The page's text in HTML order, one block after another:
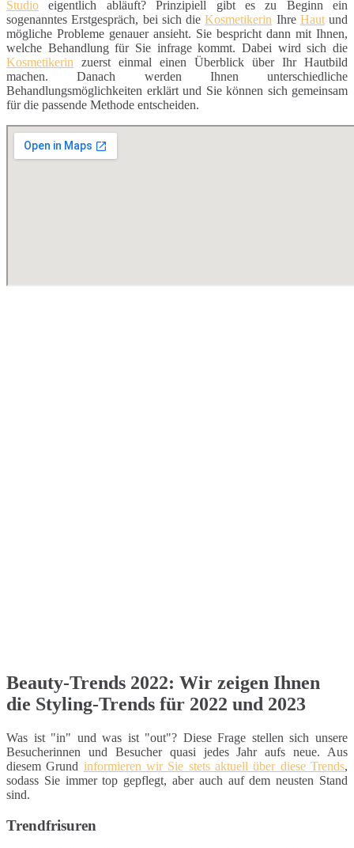
Studio eigentlich abläuft? Prinzipiell gibt es zu Beginn ein
sogenanntes Erstgespräch, bei sich dieKosmetikerin Ihre Hautund
mögliche Probleme genauer ansieht. Sie bespricht dann mit Ihnen,
welche Behandlung für Sie infrage kommt. Dabei wird sich die
Kosmetikerin zuerst einmal einen Überblick über Ihr Hautbild
machen. Danach werden Ihnen unterschiedliche
Behandlungsmöglichkeiten erklärt und Sie können sich gemeinsam
für die passende Methode entscheiden.
Beauty-Trends 2022: Wir zeigen Ihnen
die Styling-Trends für 2022 und 2023
Was ist "in" und was ist "out"? Diese Frage stellen sich unsere
Besucherinnen und Besucher quasi jedes Jahr aufs neue. Aus
diesem Grund informieren wir Sie stets aktuell über diese Trends,
sodass Sie immer top gepflegt, aber auch auf dem neusten Stand
sind.
Trendfrisuren